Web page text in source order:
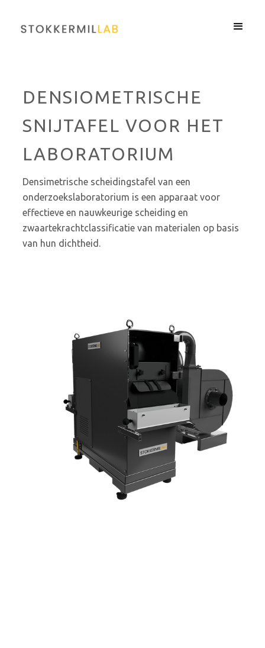
DENSIOMETRISCHE
SNIJTAFEL VOOR HET
LABORATORIUM
Densimetrische scheidingstafel van een
onderzoekslaboratorium is een apparaat voor
effectieve en nauwkeurige scheiding en
zwaartekrachtclassificatie van materialen op basis
van hun dichtheid.